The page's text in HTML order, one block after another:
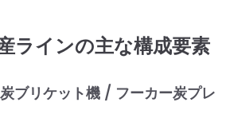
ラインの主な構成要素
ブリケット機 / フーカー炭プレ